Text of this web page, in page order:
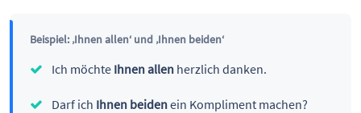
Beispiel: ‚Ihnen allen‘ und ‚Ihnen beiden‘
Ich möchte Ihnen allenherzlich danken.
Darf ich Ihnen beidenein Kompliment machen?